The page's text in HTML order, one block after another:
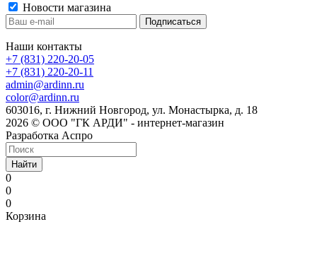
Новости магазина
Наши контакты
+7 (831) 220-20-05
+7 (831) 220-20-11
admin@ardinn.ru
color@ardinn.ru
603016, г. Нижний Новгород, ул. Монастырка, д. 18
2026 © ООО "ГК АРДИ" - интернет-магазин
Разработка Аспро
Найти
0
0
0
Корзина